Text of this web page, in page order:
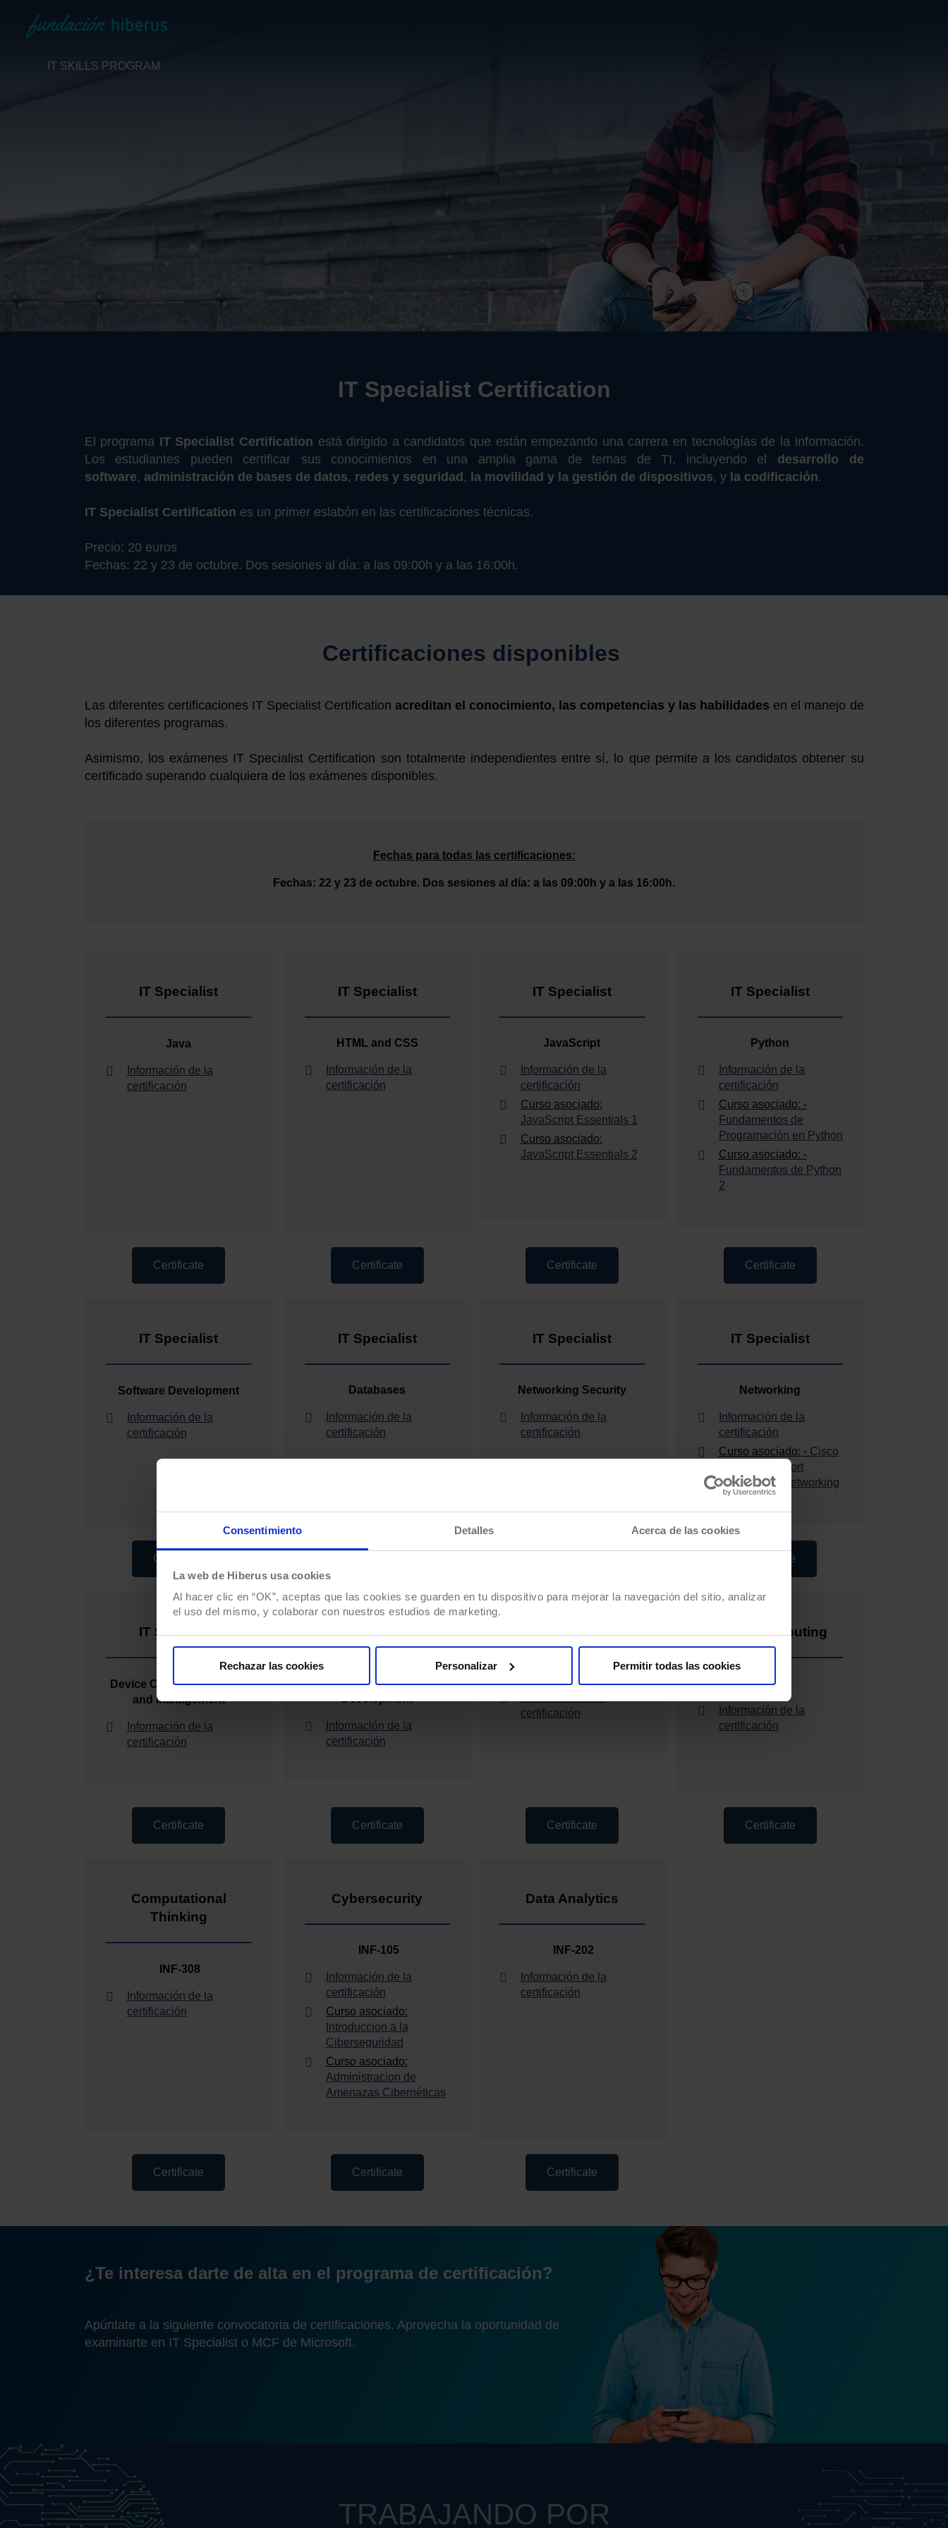
Consentimiento Detalles Acerca de las cookies
La web de Hiberus usa cookies
Al hacer clic en “OK”, aceptas que las cookies se guarden en tu dispositivo para mejorar la navegación del sitio, analizar
el uso del mismo, y colaborar con nuestros estudios de marketing.
Rechazar las cookies Personalizar Permitir todas las cookies
IT SKILLS PROGRAM
IT Specialist Certification
El programa IT Specialist Certification está dirigido a candidatos que están empezando una carrera en tecnologías de la información.
Los estudiantes pueden certificar sus conocimientos en una amplia gama de temas de TI, incluyendo el desarrollo de
software, administración de bases de datos, redes y seguridad , la movilidad y la gestión de dispositivos, y la codificación.
IT Specialist Certification es un primer eslabón en las certificaciones técnicas.
Precio: 20 euros
Fechas: 22 y 23 de octubre. Dos sesiones al día: a las 09:00h y a las 16:00h.
Certificaciones disponibles
Las diferentes certificaciones IT Specialist Certification acreditan el conocimiento, las competencias y las habilidades en el manejo de
los diferentes programas.
Asimismo, los exámenes IT Specialist Certification son totalmente independientes entre sí, lo que permite a los candidatos obtener su
certificado superando cualquiera de los exámenes disponibles.
Fechas para todas las certificaciones:
Fechas: 22 y 23 de octubre. Dos sesiones al día: a las 09:00h y a las 16:00h.
IT Specialist
Java
Información de la
certificación
IT Specialist
HTML and CSS
Información de la
certificación
IT Specialist
JavaScript
Información de la
certificación
Curso asociado:
JavaScript Essentials 1
Curso asociado:
JavaScript Essentials 2
IT Specialist
Python
Información de la
certificación
Curso asociado: -
Fundamentos de
Programación en Python
Curso asociado: -
Fundamentos de Python
2
Certificate Certificate Certificate Certificate
IT Specialist
Software Development
Información de la
certificación
IT Specialist
Databases
Información de la
certificación
IT Specialist
Networking Security
Información de la
certificación
IT Specialist
Networking
Información de la
certificación
Curso asociado: - Cisco
Certified Support
Technician - Networking
Certificate Certificate
IT Specialist
Device Configuration and
and Management
Información de la
certificación
IT Specialist
HTML5 Application
Development
Información de la
certificación
certificación
Cloud Computing
INF-104
Información de la
certificación
Certificate Certificate Certificate Certificate
Computational
Thinking
INF-308
Información de la
certificación
Cybersecurity
INF-105
Información de la
certificación
Curso asociado:
Introduccion a la
Ciberseguridad
Curso asociado:
Administracion de
Amenazas Cibernéticas
Data Analytics
INF-202
Información de la
certificación
Certificate Certificate Certificate
¿Te interesa darte de alta en el programa de certificación?
Apúntate a la siguiente convocatoria de certificaciones. Aprovecha la oportunidad de
examinarte en IT Specialist o MCF de Microsoft.
TRABAJANDO POR